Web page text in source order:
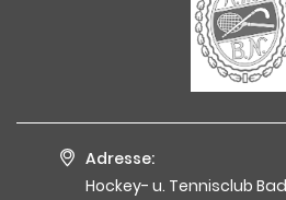
Adresse:
Hockey- u. Tennisclub